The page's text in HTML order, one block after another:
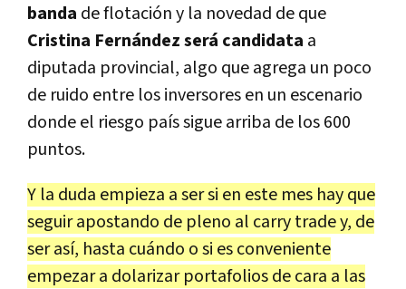
banda de flotación y la novedad de que
Cristina Fernández será candidata a
diputada provincial, algo que agrega un poco
de ruido entre los inversores en un escenario
donde el riesgo país sigue arriba de los 600
puntos.
Y la duda empieza a ser si en este mes hay que
seguir apostando de pleno al carry trade y, de
ser así, hasta cuándo o si es conveniente
empezar a dolarizar portafolios de cara a las